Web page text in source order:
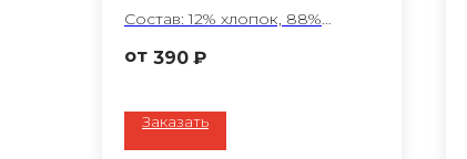
Состав: 12% хлопок, 88%
Обработка ГОМ
Цвет: шоколад
Ткань: Беларусь
390 ₽
Заказать